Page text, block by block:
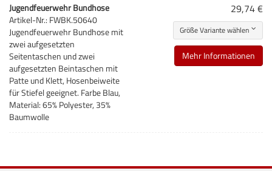
Jugendfeuerwehr Bundhose
Artikel-Nr.: FWBK.50640
Jugendfeuerwehr Bundhose mit
zwei aufgesetzten
Seitentaschen und zwei
aufgesetzten Beintaschen mit
Patte und Klett, Hosenbeiweite
für Stiefel geeignet. Farbe Blau,
Material: 65% Polyester, 35%
Baumwolle
29,74 €
Größe Variante wählen
Mehr Informationen